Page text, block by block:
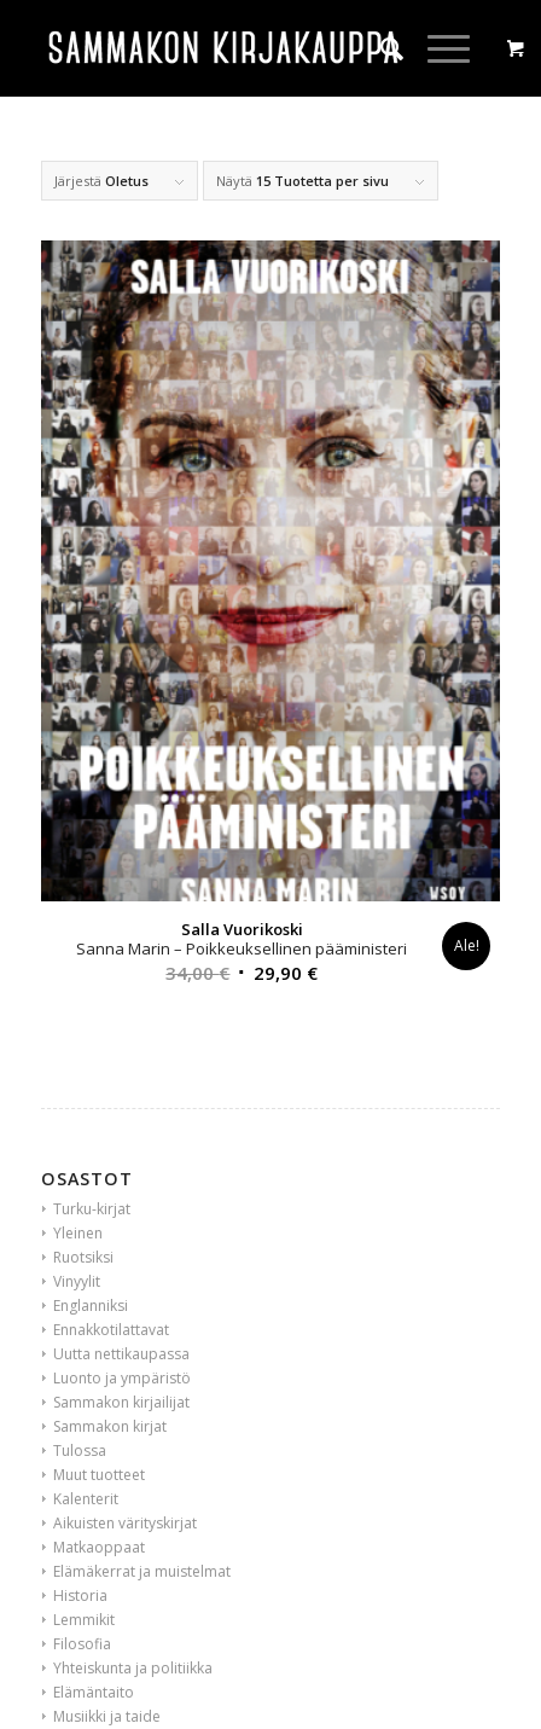
Järjestä Oletus Näytä 15 Tuotetta per sivu
Salla Vuorikoski
Sanna Marin – Poikkeuksellinen pääministeri
34,00€ Alkuperäinen
29,90 €Nykyinen
Ale!
OSASTOT
Turku-kirjat
Yleinen
Ruotsiksi
Vinyylit
Englanniksi
Ennakkotilattavat
Uutta nettikaupassa
Luonto ja ympäristö
Sammakon kirjailijat
Sammakon kirjat
Tulossa
Muut tuotteet
Kalenterit
Aikuisten värityskirjat
Matkaoppaat
Elämäkerrat ja muistelmat
Historia
Lemmikit
Filosofia
Yhteiskunta ja politiikka
Elämäntaito
Musiikki ja taide